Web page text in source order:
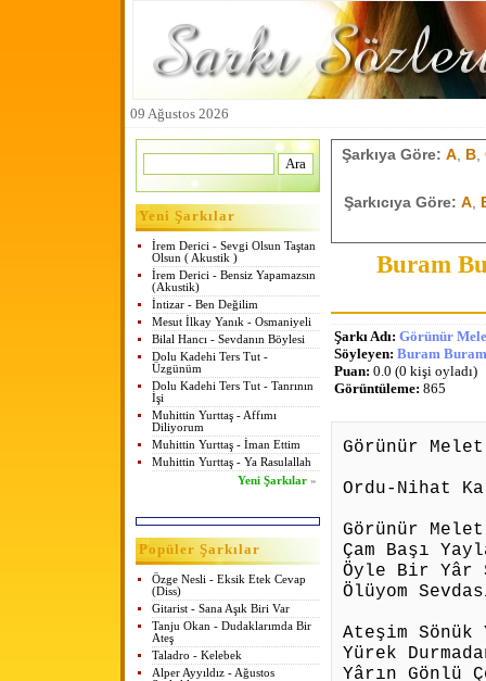
09 Ağustos 2026
Yeni Şarkılar
İrem Derici - Sevgi Olsun Taştan
Olsun ( Akustik )
İrem Derici - Bensiz Yapamazsın
(Akustik)
İntizar - Ben Değilim
Mesut İlkay Yanık - Osmaniyeli
Bilal Hancı - Sevdanın Böylesi
Dolu Kadehi Ters Tut -
Üzgünüm
Dolu Kadehi Ters Tut - Tanrının
İşi
Muhittin Yurttaş - Affımı
Diliyorum
Muhittin Yurttaş - İman Ettim
Muhittin Yurttaş - Ya Rasulallah
Yeni Şarkılar »
Popüler Şarkılar
Özge Nesli - Eksik Etek Cevap
(Diss)
Gitarist - Sana Aşık Biri Var
Tanju Okan - Dudaklarımda Bir
Ateş
Taladro - Kelebek
Alper Ayyıldız - Ağustos
Şarkıya Göre: A, B,
Şarkıcıya Göre: A,
Buram
Şarkı Adı: Görünür
Söyleyen: Buram
Puan: 0.0 (0 kişi oyladı)
Görüntüleme: 865
Görünür Melet
Ordu-Nihat
Görünür Melet
Çam Başı
Öyle Bir Yâr
Ölüyom
Ateşim Sönük
Yürek
Yârın Gönlü